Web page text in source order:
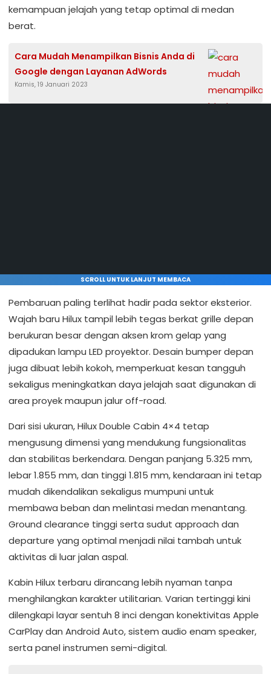
kemampuan jelajah yang tetap optimal di medan
berat.
Cara Mudah Menampilkan Bisnis Anda di
Google dengan Layanan AdWords
Kamis, 19 Januari 2023
SCROLL UNTUK LANJUT MEMBACA
Pembaruan paling terlihat hadir pada sektor eksterior.
Wajah baru Hilux tampil lebih tegas berkat grille depan
berukuran besar dengan aksen krom gelap yang
dipadukan lampu LED proyektor. Desain bumper depan
juga dibuat lebih kokoh, memperkuat kesan tangguh
sekaligus meningkatkan daya jelajah saat digunakan di
area proyek maupun jalur off-road.
Dari sisi ukuran, Hilux Double Cabin 4×4 tetap
mengusung dimensi yang mendukung fungsionalitas
dan stabilitas berkendara. Dengan panjang 5.325 mm,
lebar 1.855 mm, dan tinggi 1.815 mm, kendaraan ini tetap
mudah dikendalikan sekaligus mumpuni untuk
membawa beban dan melintasi medan menantang.
Ground clearance tinggi serta sudut approach dan
departure yang optimal menjadi nilai tambah untuk
aktivitas di luar jalan aspal.
Kabin Hilux terbaru dirancang lebih nyaman tanpa
menghilangkan karakter utilitarian. Varian tertinggi kini
dilengkapi layar sentuh 8 inci dengan konektivitas Apple
CarPlay dan Android Auto, sistem audio enam speaker,
serta panel instrumen semi-digital.